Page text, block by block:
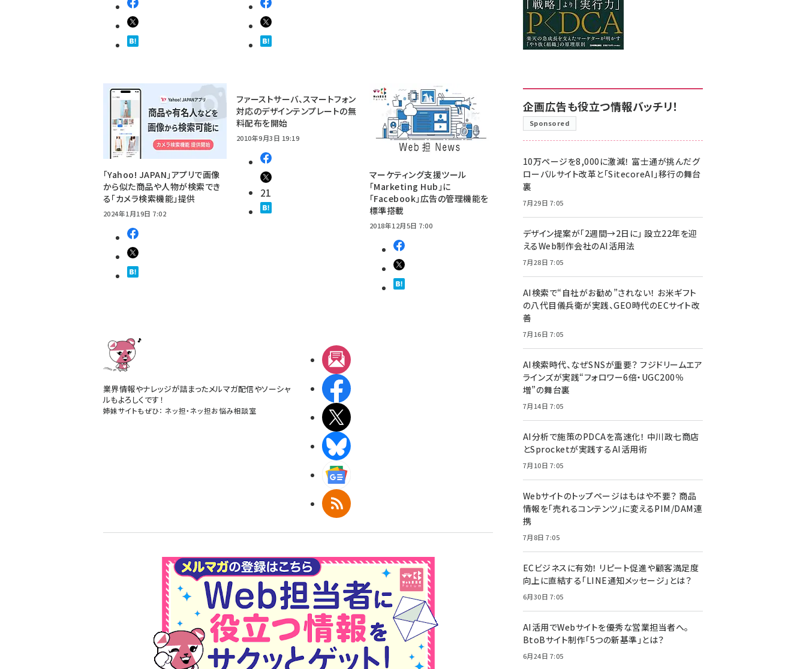
「Yahoo! JAPAN」アプリで画像
から似た商品や人物が検索でき
る「カメラ検索機能」提供
2024年1月19日 7:02
ファーストサーバ、スマートフォン
対応のデザインテンプレートの無
料配布を開始
2010年9月3日 19:19
21
マーケティング支援ツール
「Marketing Hub」に
「Facebook」広告の管理機能を
標準搭載
2018年12月5日 7:00
業界情報やナレッジが詰まったメルマガ配信やソーシャ
ルもよろしくです！
姉妹サイトもぜひ： ネッ担・ネッ担お悩み相談室
RSS
企画広告も役立つ情報バッチリ！
Sponsored
10万ページを8,000に激減！ 富士通が挑んだグ
ローバルサイト改革と「SitecoreAI」移行の舞台
裏
7月29日 7:05
デザイン提案が「2週間→2日に」 設立22年を迎
えるWeb制作会社のAI活用法
7月28日 7:05
AI検索で“自社がお勧め”されない！ お米ギフト
の八代目儀兵衛が実践、GEO時代のECサイト改
善
7月16日 7:05
AI検索時代、なぜSNSが重要？ フジドリームエア
ラインズが実践“フォロワー6倍・UGC200％
増”の舞台裏
7月14日 7:05
AI分析で施策のPDCAを高速化！ 中川政七商店
とSprocketが実践するAI活用術
7月10日 7:05
Webサイトのトップページはもはや不要？ 商品
情報を「売れるコンテンツ」に変えるPIM/DAM連
携
7月8日 7:05
ECビジネスに有効！ リピート促進や顧客満足度
向上に直結する「LINE通知メッセージ」とは？
6月30日 7:05
AI活用でWebサイトを優秀な営業担当者へ。
BtoBサイト制作「5つの新基準」とは？
6月24日 7:05